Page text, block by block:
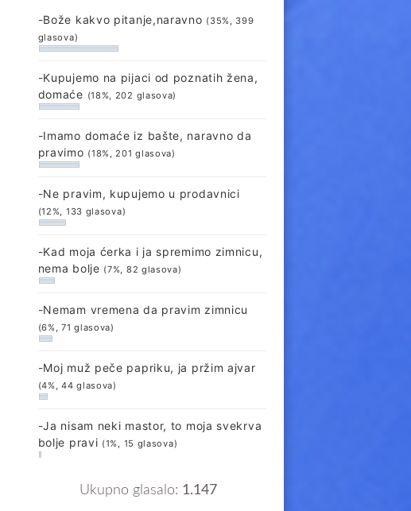
-Bože kakvo pitanje,naravno (35%, 399
glasova)
-Kupujemo na pijaci od poznatih žena,
domaće (18%, 202 glasova)
-Imamo domaće iz bašte, naravno da
pravimo (18%, 201 glasova)
-Ne pravim, kupujemo u prodavnici
(12%, 133 glasova)
-Kad moja ćerka i ja spremimo zimnicu,
nema bolje (7%, 82 glasova)
-Nemam vremena da pravim zimnicu
(6%, 71 glasova)
-Moj muž peče papriku, ja pržim ajvar
(4%, 44 glasova)
-Ja nisam neki mastor, to moja svekrva
bolje pravi (1%, 15 glasova)
Ukupno glasalo: 1.147